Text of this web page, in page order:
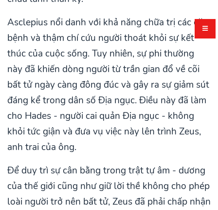
Asclepius nổi danh với khả năng chữa trị các căn
bệnh và thậm chí cứu người thoát khỏi sự kết
thúc của cuộc sống. Tuy nhiên, sự phi thường
này đã khiến dòng người từ trần gian đổ về cõi
bất tử ngày càng đông đúc và gây ra sự giảm sút
đáng kể trong dân số Địa ngục. Điều này đã làm
cho Hades - người cai quản Địa ngục - không
khỏi tức giận và đưa vụ việc này lên trình Zeus,
anh trai của ông.
Để duy trì sự cân bằng trong trật tự âm - dương
của thế giới cũng như giữ lời thề không cho phép
loài người trở nên bất tử, Zeus đã phải chấp nhận